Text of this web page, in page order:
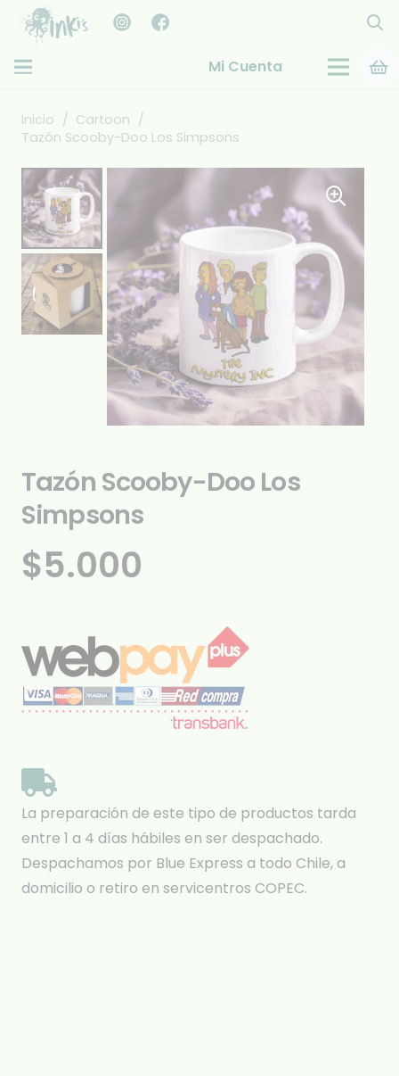
Mi Cuenta
Inicio / Cartoon /
Tazón Scooby-Doo Los Simpsons
Tazón Scooby-Doo Los
Simpsons
$5.000
La preparación de este tipo de productos tarda
entre 1 a 4 días hábiles en ser despachado.
Despachamos por Blue Express a todo Chile, a
domicilio o retiro en servicentros COPEC.